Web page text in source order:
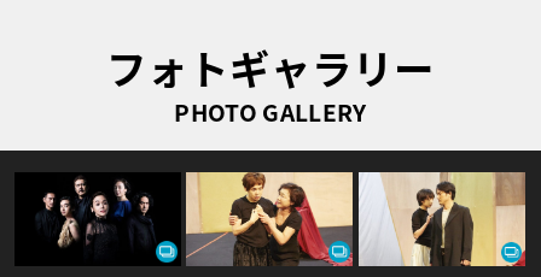
フォトギャラリー
PHOTO GALLERY